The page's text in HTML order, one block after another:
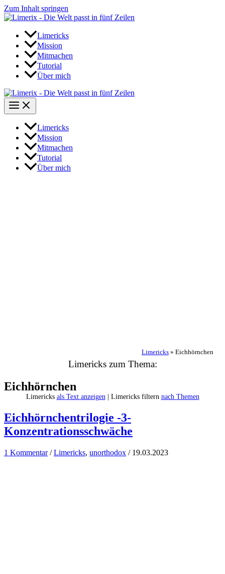
Zum Inhalt springen
Limericks
Mission
Mitmachen
Tutorial
Über mich
Limericks
Mission
Mitmachen
Tutorial
Über mich
Limericks » Eichhörnchen
Limericks zum Thema:
Eichhörnchen
Limericks als Text anzeigen| Limericks filtern nach Themen
Eichhörnchentrilogie -3-
Konzentrationsschwäche
1 Kommentar /Limericks, unorthodox / 19.03.2023